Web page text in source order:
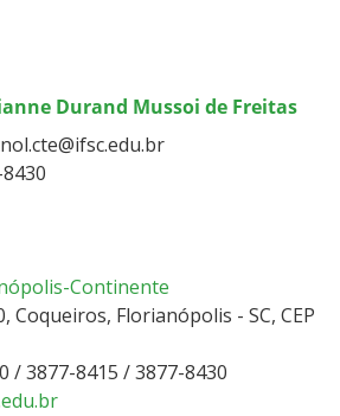
Durand Mussoi de Freitas
Continente
Coqueiros, Florianópolis - SC, CEP
/ 3877-8415 / 3877-8430